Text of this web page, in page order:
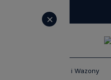
sklep@decoratore.pl
Doniczki, Osłonki i Wazony